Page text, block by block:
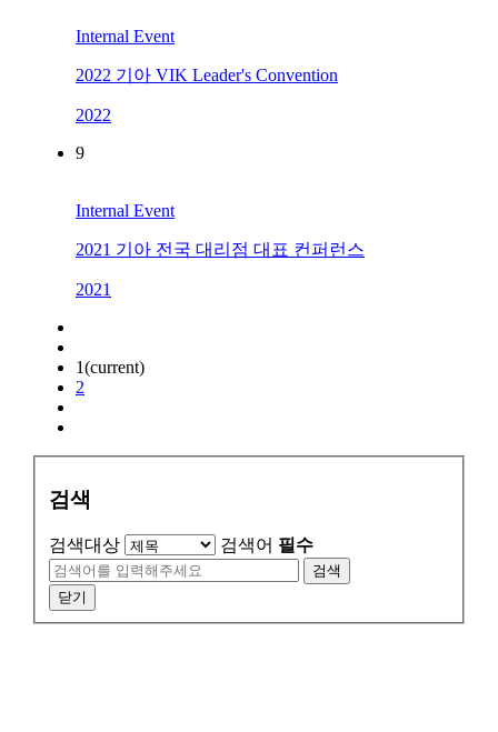
Internal Event
2022 기아 VIK Leader's Convention
2022
9
Internal Event
2021 기아 전국 대리점 대표 컨퍼런스
2021
1(current)
2
검색
검색대상 검색어 필수
검색
닫기